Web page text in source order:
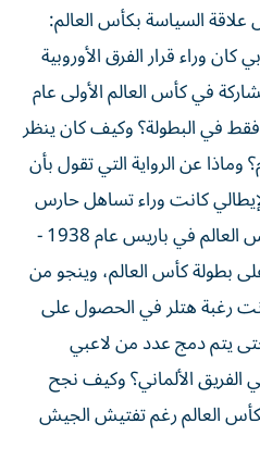
السياسة بكأس العالم:
وراء قرار الفرق الأوروبية
في كأس العالم الأولى عام
شارك 13 فريقاً فقط في البطولة؟ وكيف كان ينظر
وماذا عن الرواية التي تقول بأن
كانت وراء تساهل حارس
المجر - في البطولة الثالثة لكأس العالم في باريس عام 1938 -
بطولة كأس العالم، وينجو من
رغبة هتلر في الحصول على
يتم دمج عدد من لاعبي
الفريق الألماني؟ وكيف نجح
العالم رغم تفتيش الجيش